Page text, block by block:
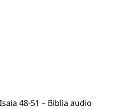
48-51 – Biblia audio